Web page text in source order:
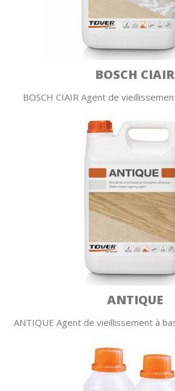
BOSCH CIAIR
BOSCH CIAIR Agent de
ANTIQUE
ANTIQUE Agent de vieillissement à